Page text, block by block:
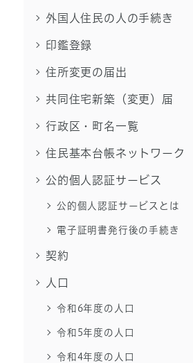
外国人住民の人の手続き
印鑑登録
住所変更の届出
共同住宅新築（変更）届
行政区・町名一覧
住民基本台帳ネットワーク
公的個人認証サービス
公的個人認証サービスとは
電子証明書発行後の手続き
契約
人口
令和6年度の人口
令和5年度の人口
令和4年度の人口